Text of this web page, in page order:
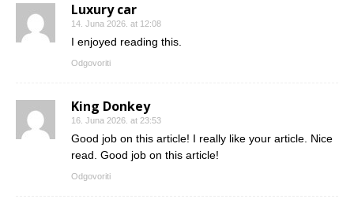
Luxury car
14. Juna 2026. at 12:08
I enjoyed reading this.
Odgovoriti
King Donkey
16. Juna 2026. at 23:53
Good job on this article! I really like your article. Nice
read. Good job on this article!
Odgovoriti